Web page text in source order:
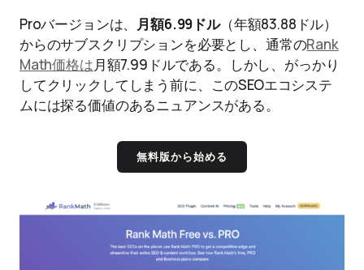
Proバージョンは、 月額6.99ドル（年額83.88ドル）
からのサブスクリプションを必要とし、通常のRank
Math価格は月額7.99ドルである。しかし、がっかり
してクリックしてしまう前に、このSEOエコシステ
ムには探る価値のあるニュアンスがある。
無料版から始める